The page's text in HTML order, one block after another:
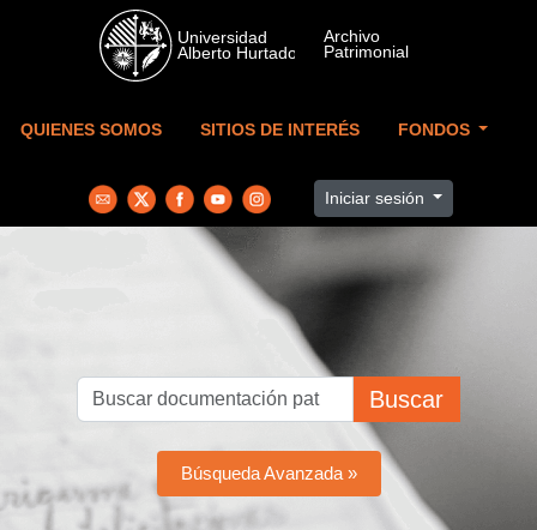
Skip to main content
QUIENES SOMOS SITIOS DE INTERÉS FONDOS
Iniciar sesión
Buscar
Búsqueda Avanzada »